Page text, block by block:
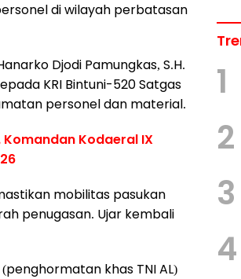
di wilayah perbatasan
Djodi Pamungkas, S.H.
KRI Bintuni-520 Satgas
personel dan material.
Komandan Kodaeral IX
mobilitas pasukan
penugasan. Ujar kembali
khas TNI AL)
1
2
3
4